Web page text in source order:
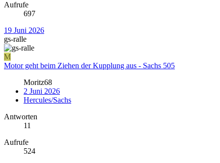
Aufrufe
697
19 Juni 2026
gs-ralle
M
Motor geht beim Ziehen der Kupplung aus - Sachs 505
Moritz68
2 Juni 2026
Hercules/Sachs
Antworten
11
Aufrufe
524